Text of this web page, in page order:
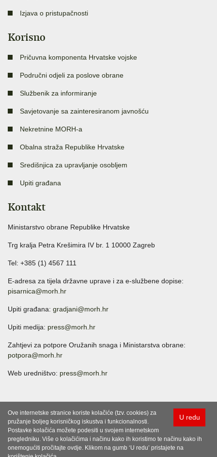
Izjava o pristupačnosti
Korisno
Pričuvna komponenta Hrvatske vojske
Područni odjeli za poslove obrane
Službenik za informiranje
Savjetovanje sa zainteresiranom javnošću
Nekretnine MORH-a
Obalna straža Republike Hrvatske
Središnjica za upravljanje osobljem
Upiti građana
Kontakt
Ministarstvo obrane Republike Hrvatske
Trg kralja Petra Krešimira IV br. 1 10000 Zagreb
Tel: +385 (1) 4567 111
E-adresa za tijela državne uprave i za e-službene dopise:
pisarnica@morh.hr
Upiti građana: gradjani@morh.hr
Upiti medija: press@morh.hr
Zahtjevi za potpore Oružanih snaga i Ministarstva obrane:
potpora@morh.hr
Web uredništvo: press@morh.hr
U redu
Ove internetske stranice koriste kolačiće (tzv. cookies) za
pružanje boljeg korisničkog iskustva i funkcionalnosti.
Postavke kolačića možete podesiti u svojem internetskom
pregledniku. Više o kolačićima i načinu kako ih koristimo te načinu kako ih
onemogućiti pročitajte ovdje. Klikom na gumb ‘U redu’ pristajete na